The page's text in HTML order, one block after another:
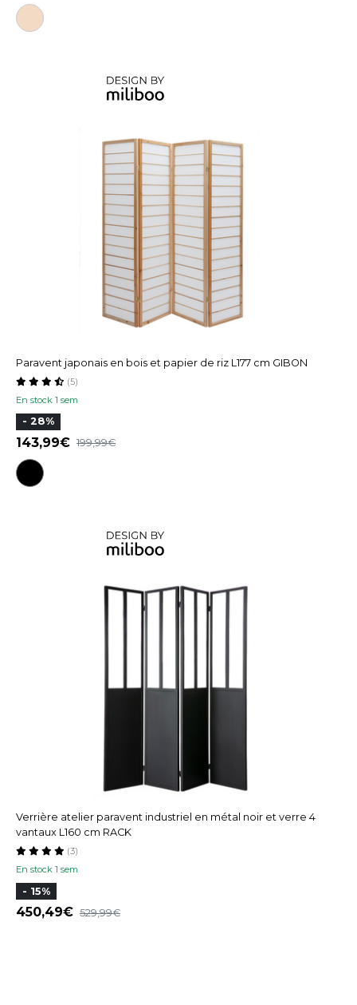
Paravent japonais en bois et papier de riz L177 cm GIBON
En stock 1 sem
(5)
- 28%
143,99 199,99
Verrière atelier paravent industriel en métal noir et verre 4
vantaux L160 cm RACK
En stock 1 sem
(3)
- 15%
450,49 529,99